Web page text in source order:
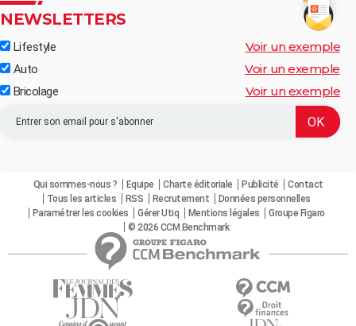
NEWSLETTERS
Lifestyle Voir un exemple
Auto Voir un exemple
Bricolage Voir un exemple
Qui sommes-nous ? Equipe Charte éditoriale Publicité
Contact
Tous les articles
RSS Recrutement
Données personnelles
Paramétrer les cookies
Gérer Utiq Mentions légales
Groupe Figaro
© 2026 CCM Benchmark